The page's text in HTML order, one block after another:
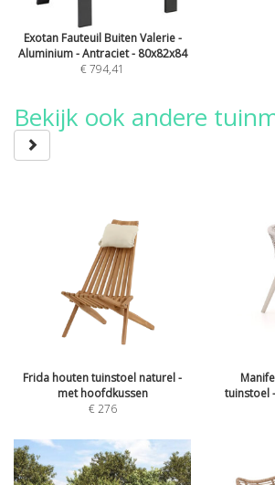
Exotan Fauteuil Buiten Valerie -
Aluminium - Antraciet - 80x82x84
€ 794,41
Bekijk ook andere
Frida houten tuinstoel naturel -
met hoofdkussen
€276
tuinstoel